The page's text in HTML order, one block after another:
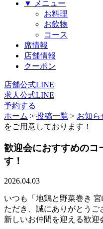
▼ メニュー
お料理
お飲物
コース
席情報
店舗情報
クーポン
店舗公式LINE
求人公式LINE
予約する
ホーム > 投稿一覧 > お知ら
をご用意しております！
歓迎会におすすめのコ
す！
2026.04.03
いつも「地鶏と野菜巻き
ただき、誠にありがとうご
新しいお仲間を迎える歓迎